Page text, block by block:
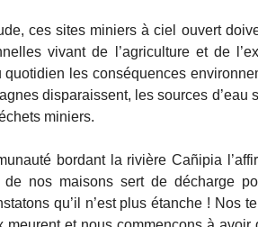
ces sites miniers à ciel ouvert
vivant de l’agriculture et de
les conséquences
disparaissent, les sources d’eau
miniers.
bordant la rivière Cañipia
nos maisons sert de décharge
qu’il n’est plus étanche ! Nos